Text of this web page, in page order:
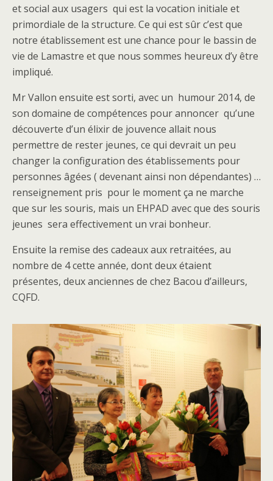
et social aux usagers qui est la vocation initiale et
primordiale de la structure. Ce qui est sûr c’est que
notre établissement est une chance pour le bassin de
vie de Lamastre et que nous sommes heureux d’y être
impliqué.
Mr Vallon ensuite est sorti, avec un humour 2014, de
son domaine de compétences pour annoncer qu’une
découverte d’un élixir de jouvence allait nous
permettre de rester jeunes, ce qui devrait un peu
changer la configuration des établissements pour
personnes âgées ( devenant ainsi non dépendantes) …
renseignement pris pour le moment ça ne marche
que sur les souris, mais un EHPAD avec que des souris
jeunes sera effectivement un vrai bonheur.
Ensuite la remise des cadeaux aux retraitées, au
nombre de 4 cette année, dont deux étaient
présentes, deux anciennes de chez Bacou d’ailleurs,
CQFD.